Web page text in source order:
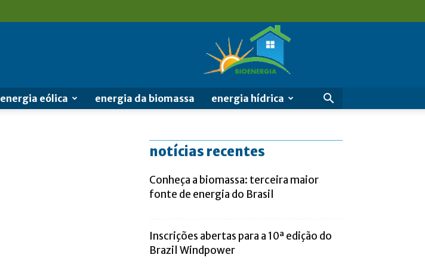
energia eólica energia da biomassa energia hídrica
notícias recentes
Conheça a biomassa: terceira maior
fonte de energia do Brasil
Inscrições abertas para a 10ª edição do
Brazil Windpower